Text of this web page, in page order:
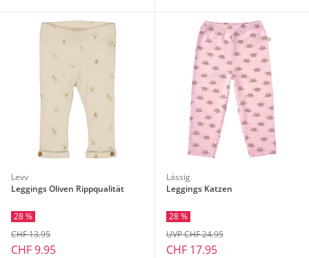
Levv
Leggings Oliven Rippqualität
28 %
CHF 13.95
CHF 9.95
Lässig
Leggings Katzen
28 %
CHF 17.95
UVP CHF 24.95